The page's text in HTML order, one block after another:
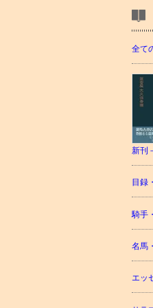
全て
新刊
目録
騎手
名馬
エッ